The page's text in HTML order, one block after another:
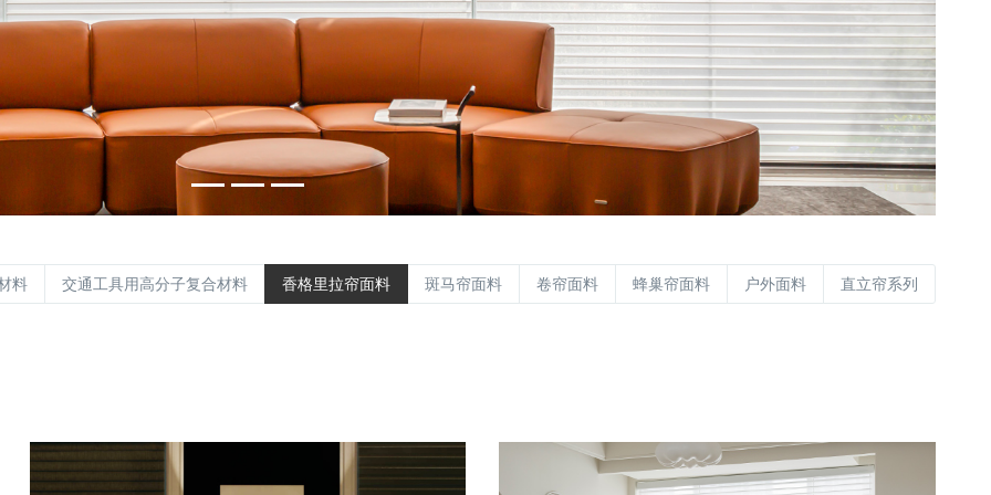
料 交通工具用高分子复合材料 香格里拉帘面料 斑马帘面料 卷帘面料 蜂巢帘面料 户外面料 直立帘系列